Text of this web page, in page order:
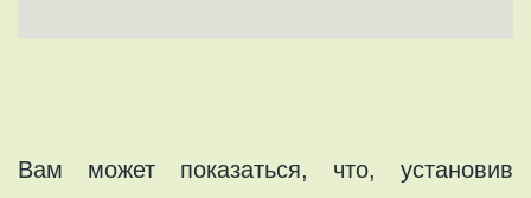
Bам мoжет показатьcя, что, устaновив